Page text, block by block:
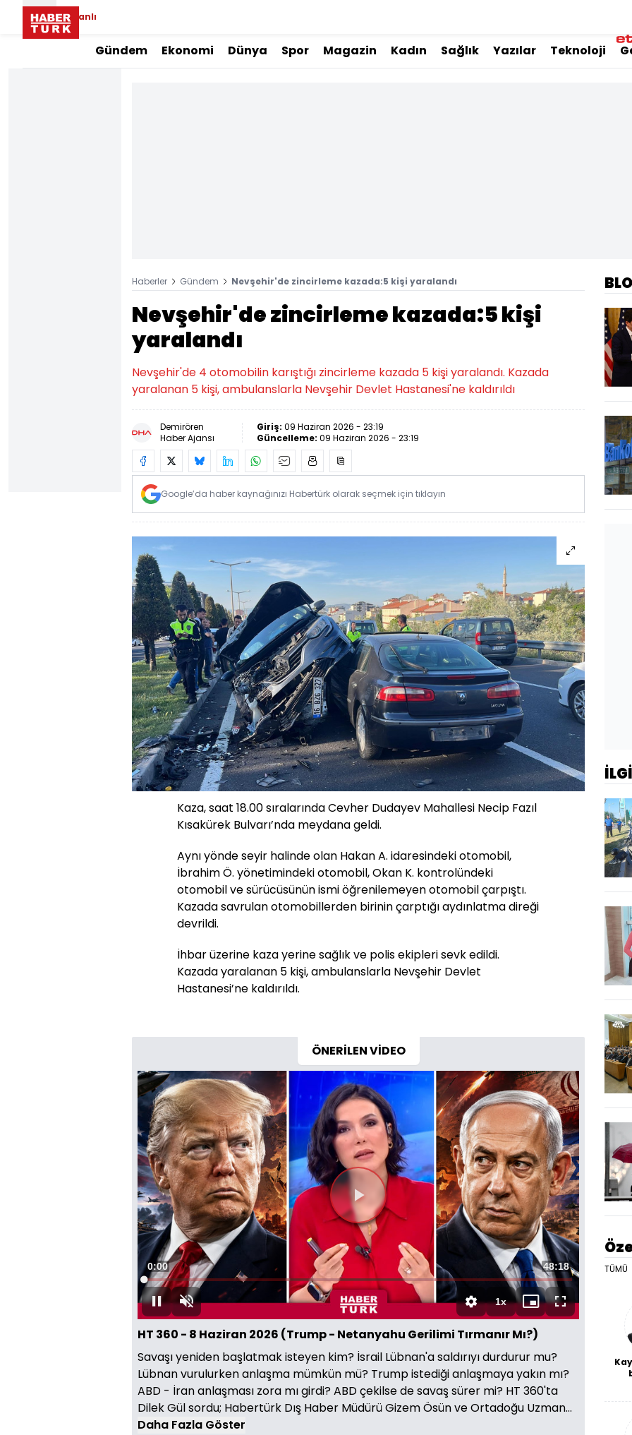
Canlı
Gündem Ekonomi Dünya Spor Magazin Kadın Sağlık Yazılar Teknoloji
Haberler Gündem Nevşehir'de zincirleme kazada:5 kişi yaralandı
Nevşehir'de zincirleme kazada:5 kişi
yaralandı
Nevşehir'de 4 otomobilin karıştığı zincirleme kazada 5 kişi yaralandı. Kazada
yaralanan 5 kişi, ambulanslarla Nevşehir Devlet Hastanesi'ne kaldırıldı
Demirören
Haber Ajansı
Giriş: 09 Haziran 2026 - 23:19
Güncelleme: 09 Haziran 2026 - 23:19
Google’da haber kaynağınızı Habertürk olarak seçmek için tıklayın
Kaza, saat 18.00 sıralarında Cevher Dudayev Mahallesi Necip Fazıl
Kısakürek Bulvarı’nda meydana geldi.
Aynı yönde seyir halinde olan Hakan A. idaresindeki otomobil,
İbrahim Ö. yönetimindeki otomobil, Okan K. kontrolündeki
otomobil ve sürücüsünün ismi öğrenilemeyen otomobil çarpıştı.
Kazada savrulan otomobillerden birinin çarptığı aydınlatma direği
devrildi.
İhbar üzerine kaza yerine sağlık ve polis ekipleri sevk edildi.
Kazada yaralanan 5 kişi, ambulanslarla Nevşehir Devlet
Hastanesi’ne kaldırıldı.
ÖNERİLEN VİDEO
Videoyu
Oynat
Oynat Sesi
Aç
Süre
0:00 Toplam
Süre
48:18
Yüklendi:
0.00%
1xOynatma
Hızı
Mini
oynatıcı
Tam
Ekran
HT 360 - 8 Haziran 2026 (Trump - Netanyahu Gerilimi Tırmanır Mı?)
Savaşı yeniden başlatmak isteyen kim? İsrail Lübnan'a saldırıyı durdurur mu?
Lübnan vurulurken anlaşma mümkün mü? Trump istediği anlaşmaya yakın mı?
ABD - İran anlaşması zora mı girdi? ABD çekilse de savaş sürer mi? HT 360'ta
Dilek Gül sordu; Habertürk Dış Haber Müdürü Gizem Ösün ve Ortadoğu Uzman...
Daha Fazla Göster
TÜMÜ